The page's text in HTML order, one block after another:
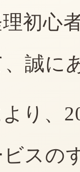
初心
誠に
り、
スの